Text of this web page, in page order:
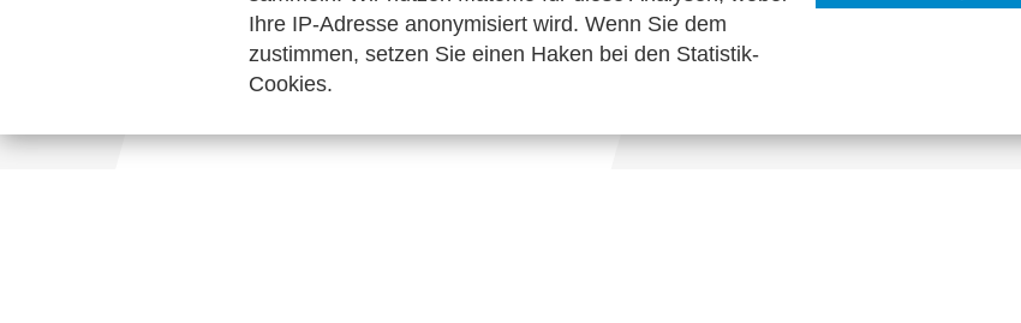
Impressum
Datenschutzhinweise
Ihre IP-Adresse anonymisiert wird. Wenn Sie dem
zustimmen, setzen Sie einen Haken bei den Statistik-
Cookies.